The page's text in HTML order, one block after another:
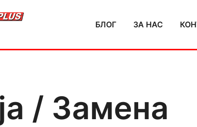
БЛОГ ЗА НАС
/ Замена